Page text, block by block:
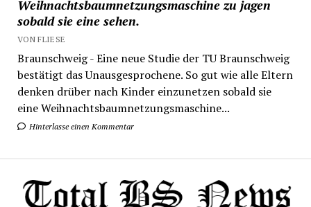
Weihnachtsbaumnetzungsmaschine zu jagen
sobald sie eine sehen.
VON FLIESE
Braunschweig - Eine neue Studie der TU Braunschweig
bestätigt das Unausgesprochene. So gut wie alle Eltern
denken drüber nach Kinder einzunetzen sobald sie
eine Weihnachtsbaumnetzungsmaschine...
Hinterlasse einen Kommentar